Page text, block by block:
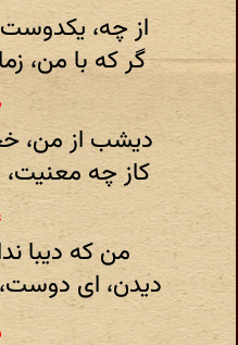
از چه،
گر که با من،
دیشب از من،
کاز چه
من که دیبا
دیدن، ای